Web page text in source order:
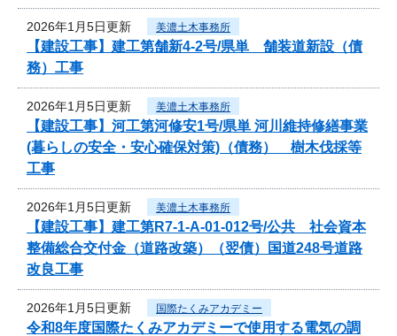
2026年1月5日更新 美濃土木事務所
【建設工事】建工第舗新4-2号/県単 舗装道新設（債
務）工事
2026年1月5日更新 美濃土木事務所
【建設工事】河工第河修安1号/県単 河川維持修繕事業
(暮らしの安全・安心確保対策)（債務） 樹木伐採等
工事
2026年1月5日更新 美濃土木事務所
【建設工事】建工第R7-1-A-01-012号/公共 社会資本
整備総合交付金（道路改築）（翌債）国道248号道路
改良工事
2026年1月5日更新 国際たくみアカデミー
令和8年度国際たくみアカデミーで使用する電気の調